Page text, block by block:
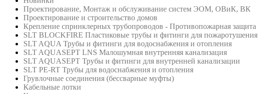
Проектирование, Монтаж и обслуживание систем ЭОМ, ОВиК, ВК
Проектирование и строительство домов
Крепление спринклерных трубопроводов - Противопожарная защита
SLT BLOCKFIRE Пластиковые трубы и фитинги для пожаротушения
SLT AQUA Трубы и фитинги для водоснабжения и отопления
SLT AQUASEPT LNS Малошумная внутренняя канализация
SLT AQUASEPT Трубы и фитинги для внутренней канализации
SLT PE-RT Трубы для водоснабжения и отопления
Грувлочные соединения (бессварные муфты)
Кабельные лотки